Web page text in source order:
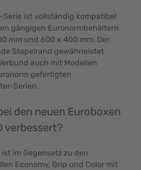
Serie ist vollständig kompatibel
gängigen Euronormbehältern
mm und 600 x 400 mm. Der
Stapelrand gewährleistet
auch mit Modellen
gefertigten
Serien.
den neuen Euroboxen
verbessert?
ist im Gegensatz zu den
Economy, Grip und Color mit